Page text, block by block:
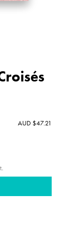
AUD $47.21